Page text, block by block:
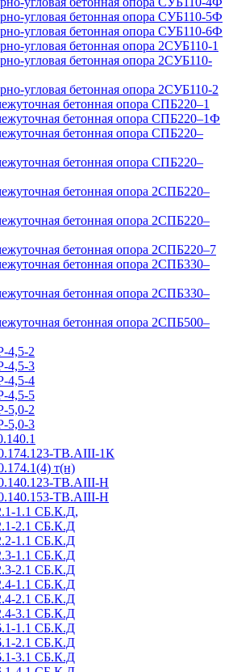
угловая бетонная опора СУБ110-5Ф
угловая бетонная опора СУБ110-6Ф
угловая бетонная опора 2СУБ110-1
угловая бетонная опора 2СУБ110-
угловая бетонная опора 2СУБ110-2
бетонная опора СПБ220–1
бетонная опора СПБ220–1Ф
бетонная опора СПБ220–
бетонная опора СПБ220–
бетонная опора 2СПБ220–
бетонная опора 2СПБ220–
бетонная опора 2СПБ220–7
бетонная опора 2СПБ330–
бетонная опора 2СПБ330–
бетонная опора 2СПБ500–
4,5-2
4,5-3
4,5-4
4,5-5
5,0-2
5,0-3
ТВ.АIII-1К
т(н)
ТВ.АIII-Н
ТВ.АIII-Н
1.1 СБ.К.Д,
2.1 СБ.К.Д
1.1 СБ.К.Д
1.1 СБ.К.Д
2.1 СБ.К.Д
1.1 СБ.К.Д
2.1 СБ.К.Д
3.1 СБ.К.Д
1.1 СБ.К.Д
2.1 СБ.К.Д
3.1 СБ.К.Д